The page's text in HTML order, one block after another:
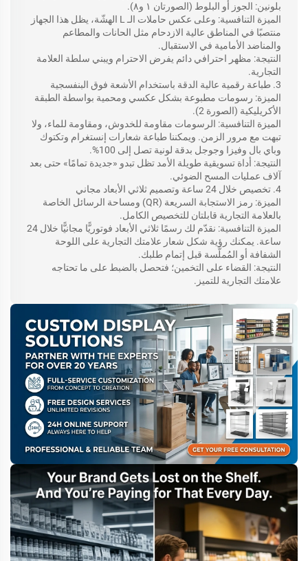
بلونين: الجوز أو البلوط (الصورتان ١ و٨).
الميزة التنافسية: وعلى عكس حاملات الـ L الهشّة، يظل هذا الجهاز
منتصبًا في المناطق عالية الازدحام مثل الحانات والمطاعم
والمناضد الأمامية في الاستقبال.
النتيجة: مظهر احترافي دائم يفرض الاحترام ويبني سلطة العلامة
التجارية.
3. طباعة رقمية عالية الدقة باستخدام الأشعة فوق البنفسجية
الميزة: رسومات مطبوعة بشكل عكسي ومحمية بواسطة الطبقة
الأكريليكية (الصورة 2).
الميزة التنافسية: الرسومات مقاومة للخدوش، ومقاومة للماء، ولا
تبهت مع مرور الزمن. ويمكننا طباعة شعارات إنستغرام وتكتوك
وباي بال وفيزا وجوجل بدقة لونية تصل إلى 100%.
النتيجة: أداة تسويقية طويلة الأمد تظل تبدو «جديدة تمامًا» حتى بعد
آلاف عمليات المسح الضوئي.
4. تخصيص خلال 24 ساعة وتصميم ثلاثي الأبعاد مجاني
الميزة: رمز الاستجابة السريعة (QR) ومساحة الرسائل الخاصة
بالعلامة التجارية قابلتان للتخصيص الكامل.
الميزة التنافسية: نقدّم لك رسمًا ثلاثي الأبعاد فوتوريًّا مجانيًّا خلال 24
ساعة. يمكنك رؤية شكل شعار علامتك التجارية على اللوحة
الشفافة أو المُملَّسة قبل إتمام طلبك.
النتيجة: القضاء على التخمين؛ فتحصل بالضبط على ما تحتاجه
علامتك التجارية للتميز.